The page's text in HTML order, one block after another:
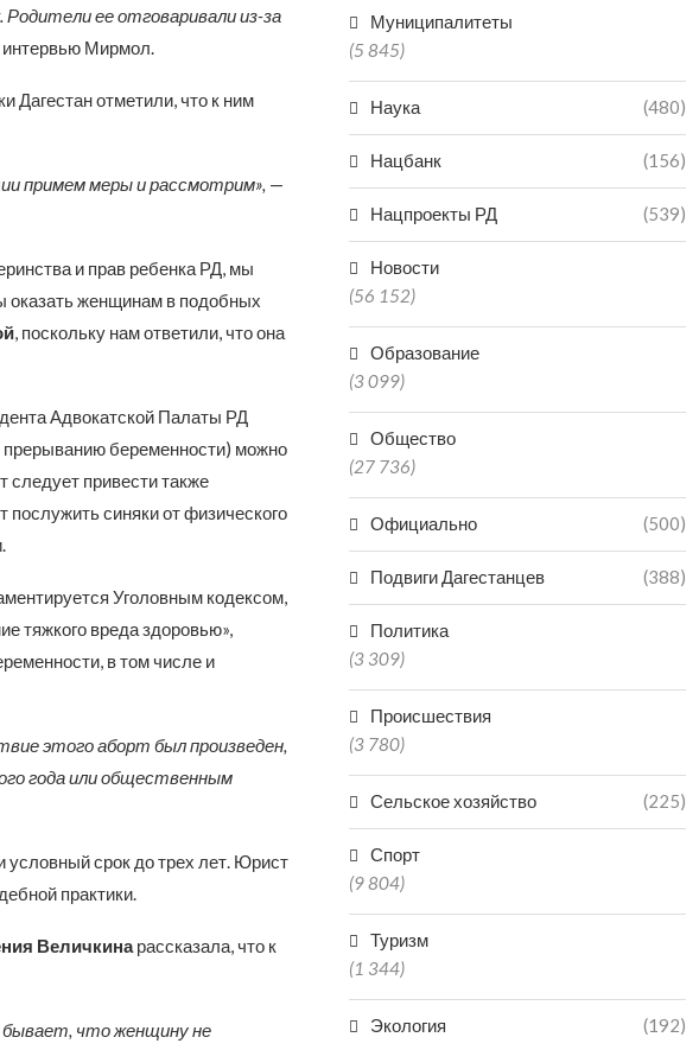
ее отговаривали из-за
Мирмол.
Дагестан отметили, что к ним
примем меры и рассмотрим», —
и прав ребенка РД, мы
оказать женщинам в подобных
, поскольку нам ответили, что она
Адвокатской Палаты РД
прерыванию беременности) можно
следует привести также
послужить синяки от физического
Уголовным кодексом,
тяжкого вреда здоровью»,
в том числе и
этого аборт был произведен,
года или общественным
условный срок до трех лет. Юрист
практики.
Величкинарассказала, что к
бывает, что женщину не
Муниципалитеты
(5 845)
Наука (480)
Нацбанк (156)
Нацпроекты РД (539)
Новости
(56 152)
Образование
(3 099)
Общество
(27 736)
Официально (500)
Подвиги Дагестанцев (388)
Политика
(3 309)
Происшествия
(3 780)
Сельское хозяйство (225)
Спорт
(9 804)
Туризм
(1 344)
Экология (192)